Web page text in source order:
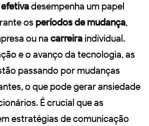
desempenha um papel
os períodos de mudança,
ou na carreira individual.
e o avanço da tecnologia, as
passando por mudanças
o que pode gerar ansiedade
É crucial que as
estratégias de comunicação